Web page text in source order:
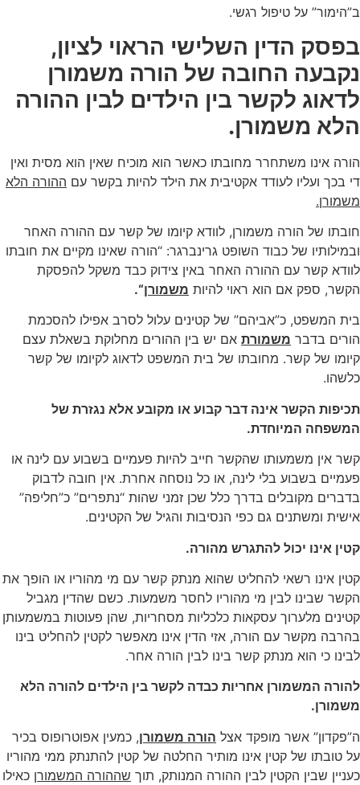
ב”הימור” על טיפול רגשי.
בפסק הדין השלישי הראוי לציון,
נקבעה החובה של הורה משמורן
לדאוג לקשר בין הילדים לבין ההורה
הלא משמורן.
הורה אינו משתחרר מחובתו כאשר הוא מוכיח שאין הוא מסית ואין
די בכך ועליו לעודד אקטיבית את הילד להיות בקשר עם ההורה הלא
משמורן.
חובתו של הורה משמורן, לוודא קיומו של קשר עם ההורה האחר
ובמילותיו של כבוד השופט גרינברגר: “הורה שאינו מקיים את חובתו
לוודא קשר עם ההורה האחר באין צידוק כבד משקל להפסקת
הקשר, ספק אם הוא ראוי להיות משמורן“.
בית המשפט, כ”אביהם” של קטינים עלול לסרב אפילו להסכמת
הורים בדבר משמורת אם יש בין ההורים מחלוקת בשאלת עצם
קיומו של קשר. מחובתו של בית המשפט לדאוג לקיומו של קשר
כלשהו.
תכיפות הקשר אינה דבר קבוע או מקובע אלא נגזרת של
המשפחה המיוחדת.
קשר אין משמעותו שהקשר חייב להיות פעמיים בשבוע עם לינה או
פעמיים בשבוע בלי לינה, או כל נוסחה אחרת. אין חובה לדבוק
בדברים מקובלים בדרך כלל שכן זמני שהות “נתפרים” כ”חליפה”
אישית ומשתנים גם כפי הנסיבות והגיל של הקטינים.
קטין אינו יכול להתגרש מהורה.
קטין אינו רשאי להחליט שהוא מנתק קשר עם מי מהוריו או הופך את
הקשר שבינו לבין מי מהוריו לחסר משמעות. כשם שהדין מגביל
קטינים מלערוך עסקאות כלכליות מסחריות, שהן פעוטות במשמעותן
בהרבה מקשר עם הורה, אזי הדין אינו מאפשר לקטין להחליט בינו
לבינו כי הוא מנתק קשר בינו לבין הורה אחר.
להורה המשמורן אחריות כבדה לקשר בין הילדים להורה הלא
משמורן.
ה”פקדון” אשר מופקד אצל הורה משמורן, כמעין אפוטרופוס בכיר
על טובתו של קטין אינו מותיר החלטה של קטין להתנתק ממי מהוריו
כעניין שבין הקטין לבין ההורה המנותק, תוך שההורה המשמורן כאילו